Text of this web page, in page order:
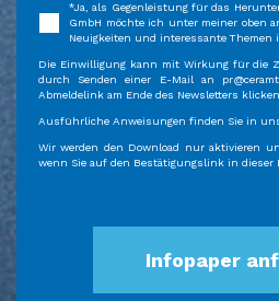
*Ja, als Gegenleistung für das
GmbH möchte ich unter meiner oben
Neuigkeiten und interessante Themen
Die Einwilligung kann mit Wirkung für die
durch Senden einer E-Mail an
Abmeldelink am Ende des Newsletters klicken.
Ausführliche Anweisungen finden Sie in
Wir werden den Download nur aktivieren
wenn Sie auf den Bestätigungslink in dieser